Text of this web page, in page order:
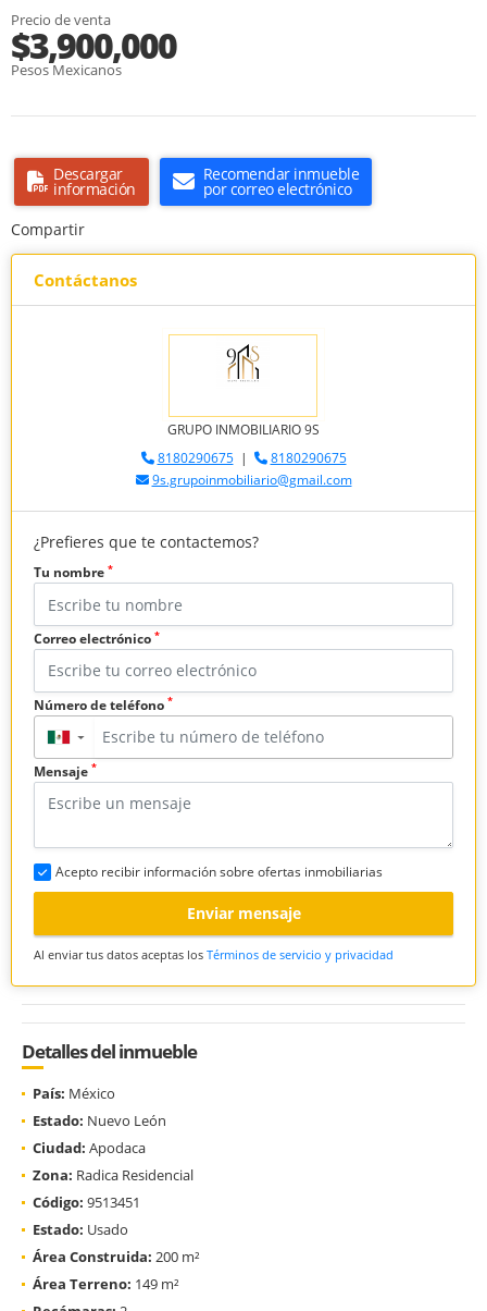
Precio de venta
$3,900,000
Pesos Mexicanos
Descargar
información
Recomendar inmueble
por correo electrónico
Compartir
Contáctanos
GRUPO INMOBILIARIO 9S
8180290675|
8180290675
9s.grupoinmobiliario@gmail.com
¿Prefieres que te contactemos?
Tu nombre *
Correo electrónico *
Número de teléfono *
▼
Mensaje *
Acepto recibir información sobre ofertas inmobiliarias
Enviar mensaje
Al enviar tus datos aceptas los Términos de servicio y privacidad
Detalles del inmueble
País: México
Estado: Nuevo León
Ciudad: Apodaca
Zona: Radica Residencial
Código: 9513451
Estado: Usado
Área Construida: 200 m²
Área Terreno: 149 m²